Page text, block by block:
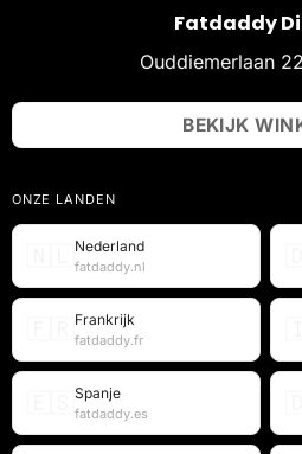
Fatdaddy
Ouddiemerlaan
BEKIJK
ONZE LANDEN
Nederland
fatdaddy.nl
Frankrijk
fatdaddy.fr
Spanje
fatdaddy.es